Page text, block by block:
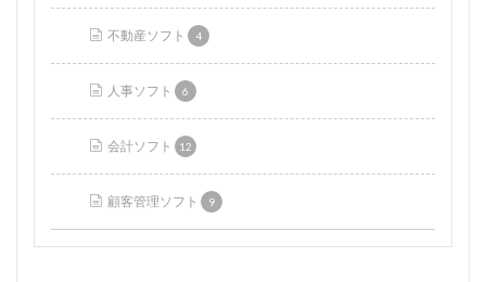
不動産ソフト 4
人事ソフト 6
会計ソフト 12
顧客管理ソフト 9